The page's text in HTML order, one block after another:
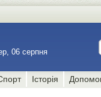
06 серпня
Історія